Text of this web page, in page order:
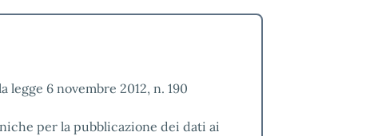
legge 6 novembre 2012, n. 190
per la pubblicazione dei dati ai